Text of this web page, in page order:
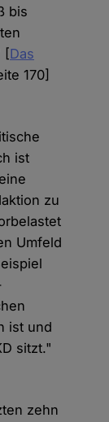
bis
[Das
170]
ist
zu
Umfeld
ist und
sitzt."
zehn